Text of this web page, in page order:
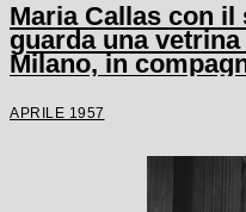
Maria Callas con
guarda una
Milano, in
APRILE 1957